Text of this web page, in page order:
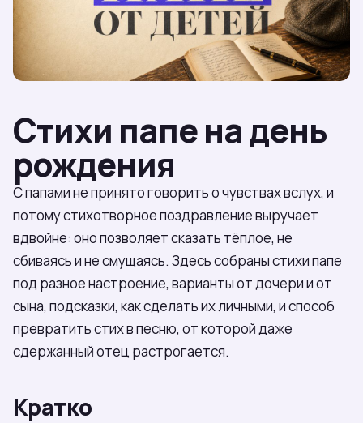
Стихи папе на день
рождения
С папами не принято говорить о чувствах вслух, и
потому стихотворное поздравление выручает
вдвойне: оно позволяет сказать тёплое, не
сбиваясь и не смущаясь. Здесь собраны стихи папе
под разное настроение, варианты от дочери и от
сына, подсказки, как сделать их личными, и способ
превратить стих в песню, от которой даже
сдержанный отец растрогается.
Кратко